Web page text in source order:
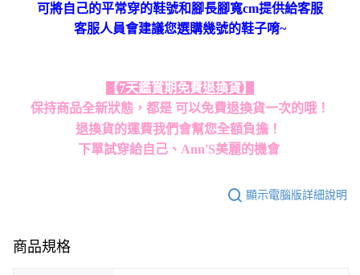
可將自己的平常穿的鞋號和腳長腳寬cm提供給客服
客服人員會建議您選購幾號的鞋子唷~
【7天鑑賞期免費退換貨】
保持商品全新狀態，都是 可以免費退換貨一次的哦！
退換貨的運費我們會幫您全額負擔！
下單試穿給自己、Ann'S美麗的機會
顯示電腦版詳細說明
商品規格